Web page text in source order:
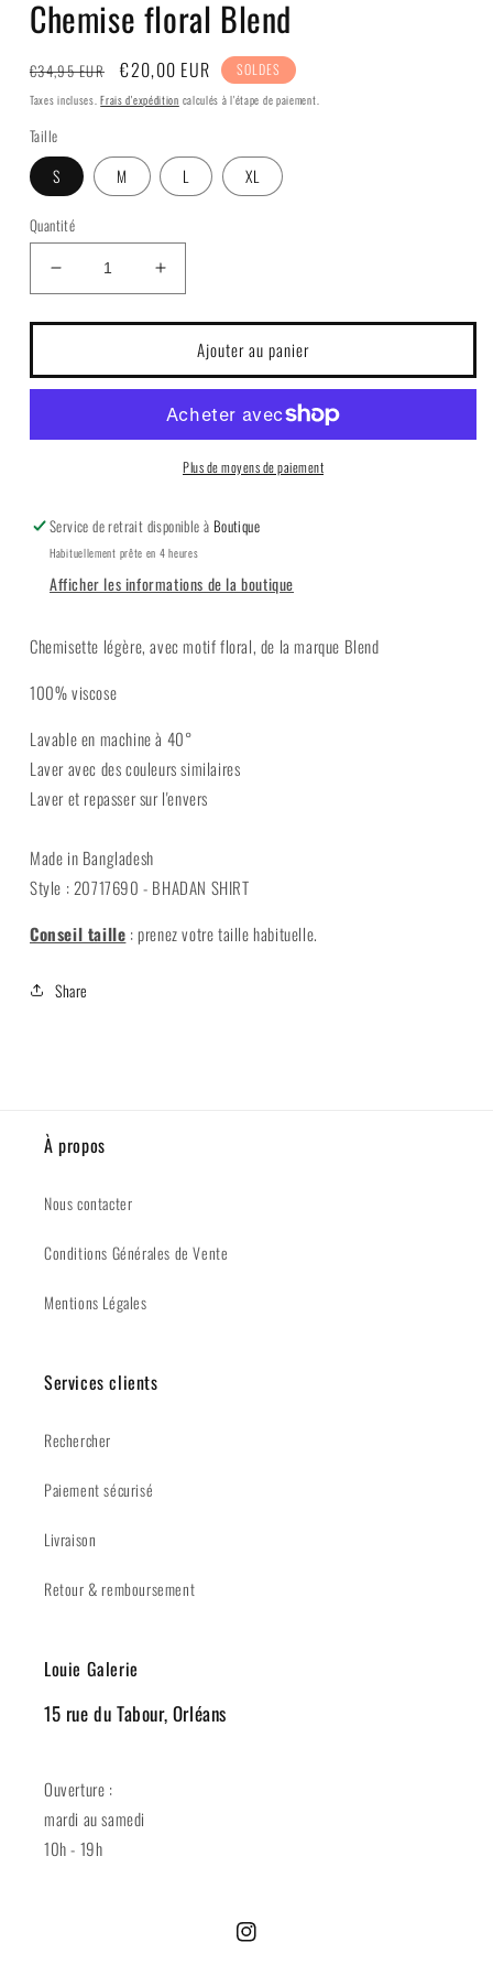
fenêtre
modale
Chemise floral Blend
Prix
habituel
€34,95 EUR
Prix
soldé
€20,00 EUR SOLDES
Taxes incluses.Frais d'expédition calculés à l'étape de paiement.
Taille
S M L XL
Quantité
Réduire
la
quantité
Chemise
floral
Augmenter
la
quantité
Chemise
floral
Blend
Ajouter au panier
Plus de moyens de paiement
Service de retrait disponible à Boutique
Habituellement prête en 4 heures
Afficher les informations de la boutique
Chemisette légère, avec motif floral, de la marque Blend
100% viscose
Lavable en machine à 40°
Laver avec des couleurs similaires
Laver et repasser sur l'envers
Made in Bangladesh
Style : 20717690 - BHADAN SHIRT
Conseil taille :prenez votre taille habituelle.
Share
À propos
Nous contacter
Conditions Générales de Vente
Mentions Légales
Services clients
Rechercher
Paiement sécurisé
Livraison
Retour & remboursement
Louie Galerie
15 rue du Tabour, Orléans
Ouverture :
mardi au samedi
10h - 19h
Instagram